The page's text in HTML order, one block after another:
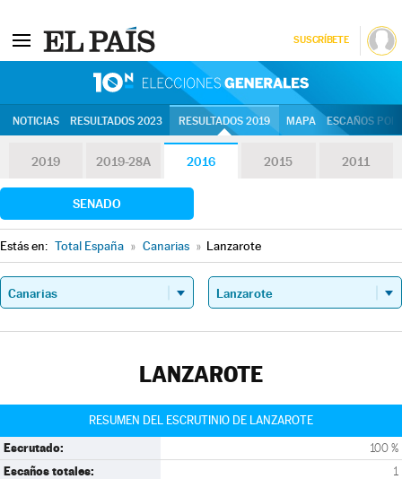
SUSCRÍBETE
NOTICIAS RESULTADOS 2023 RESULTADOS 2019 MAPA ESCAÑOS
2019 2019-28A 2016 2015 2011
SENADO
Estás en: Total España » Canarias » Lanzarote
LANZAROTE
RESUMEN DEL ESCRUTINIO DE LANZAROTE
Escrutado: 100 %
Escaños totales: 1